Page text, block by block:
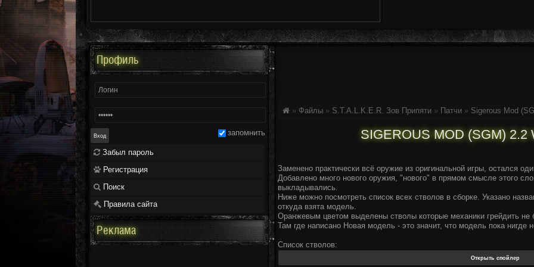
» Файлы » S.T.A.L.K.E.R. Зов Припяти » Патчи » Sigerous Mod
SIGEROUS MOD (SGM) 2.2
Заменено практически всё оружие из оригинальной игры, остался
Добавлено много нового оружия, "нового" в прямом смысле этого
выкладывались.
Ниже можно посмотреть список всех стволов в сборке. Указано
откуда взята модель.
Оранжевым цветом выделены стволы которые механики грейдить не
Там где написано Новая модель - это значит, что модель пока нигде
Список стволов:
Профиль
запомнить
Забыл пароль
Регистрация
Поиск
Правила сайта
Реклама